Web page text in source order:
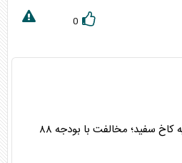
0
شورش جمهوری‌خواهان علیه کاخ سفید؛ مخالفت با بودجه ۸۸